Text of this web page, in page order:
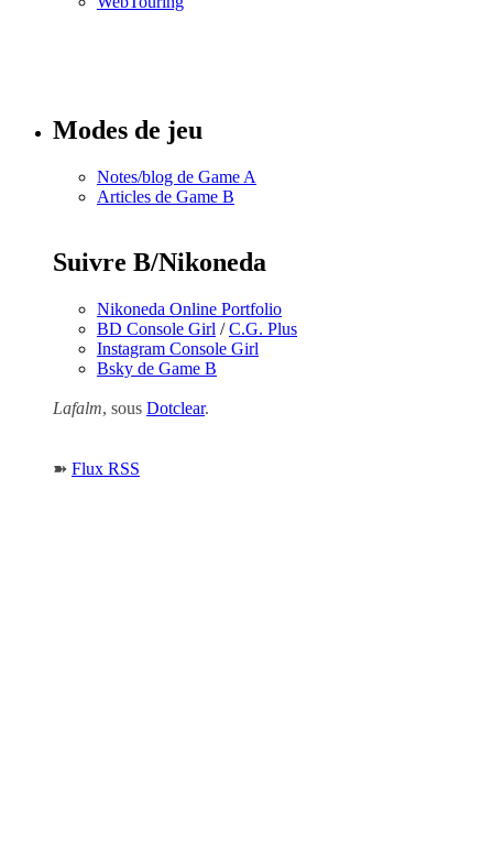
Modes de jeu
Notes/blog de Game A
Articles de Game B
Suivre B/Nikoneda
Nikoneda Online Portfolio
BD Console Girl /C.G. Plus
Instagram Console Girl
Bsky de Game B
Lafalm, sous Dotclear.
➽ Flux RSS